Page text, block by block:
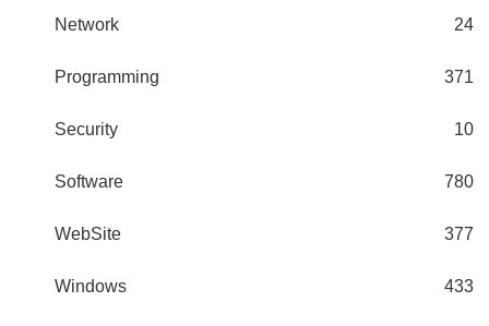
Network 24
Programming 371
Security 10
Software 780
WebSite 377
Windows 433